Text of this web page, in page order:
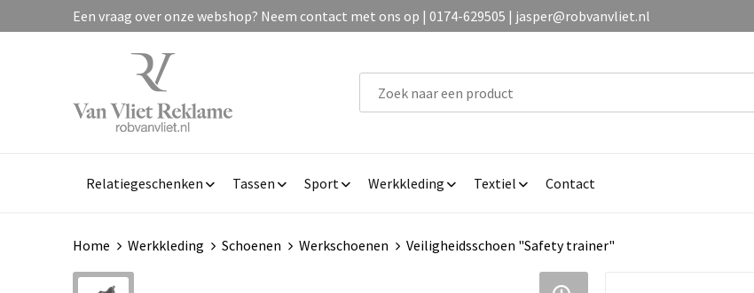
Een vraag over onze webshop? Neem contact met ons op | 0174-629505 | jasper@robvanvliet.nl
Relatiegeschenken Tassen Sport Werkkleding Textiel Contact
Home Werkkleding Schoenen Werkschoenen Veiligheidsschoen "Safety trainer"